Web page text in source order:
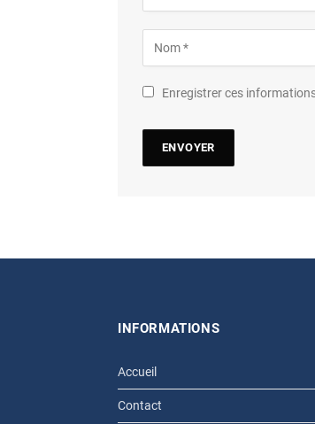
Enregistrer ces
INFORMATIONS
Accueil
Contact